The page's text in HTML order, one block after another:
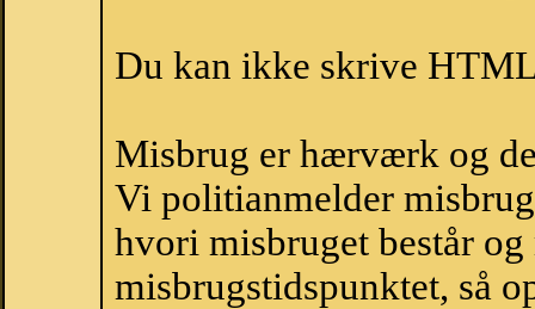
Du kan ikke skrive
Misbrug er hærværk og
Vi politianmelder
hvori misbruget består
misbrugstidspunktet, så